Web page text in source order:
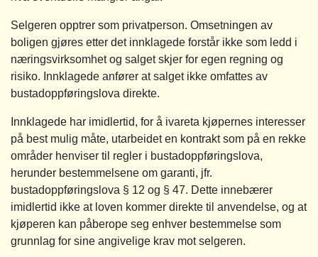
Selgeren opptrer som privatperson. Omsetningen av
boligen gjøres etter det innklagede forstår ikke som ledd i
næringsvirksomhet og salget skjer for egen regning og
risiko. Innklagede anfører at salget ikke omfattes av
bustadoppføringslova direkte.
Innklagede har imidlertid, for å ivareta kjøpernes interesser
på best mulig måte, utarbeidet en kontrakt som på en rekke
områder henviser til regler i bustadoppføringslova,
herunder bestemmelsene om garanti, jfr.
bustadoppføringslova § 12 og § 47. Dette innebærer
imidlertid ikke at loven kommer direkte til anvendelse, og at
kjøperen kan påberope seg enhver bestemmelse som
grunnlag for sine angivelige krav mot selgeren.